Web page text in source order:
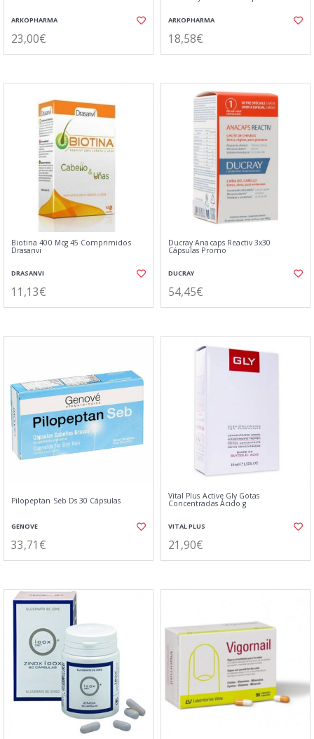
ARKOPHARMA
23,00€
ARKOPHARMA
18,58€
Biotina 400 Mcg 45 Comprimidos
Drasanvi
DRASANVI
11,13€
Ducray Anacaps Reactiv 3x30
Cápsulas Promo
DUCRAY
54,45€
Pilopeptan Seb Ds 30 Cápsulas
GENOVE
33,71€
Vital Plus Active Gly Gotas
Concentradas Ácido g
VITAL PLUS
21,90€